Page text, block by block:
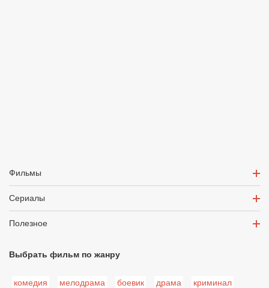
Фильмы
Сериалы
Полезное
Выбрать фильм по жанру
комедия мелодрама боевик драма криминал